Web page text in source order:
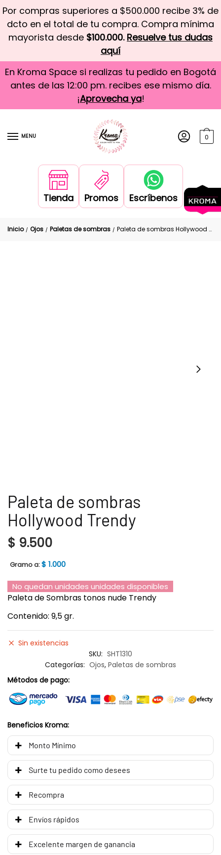
Por compras superiores a $500.000 recibe 3% de
dcto en el total de tu compra. Compra mínima
mayorista desde $100.000. Resuelve tus dudas
aquí
En Kroma Space si realizas tu pedido en Bogotá
antes de las 12:00 pm. recibes ese mismo día.
¡Aprovecha ya!
MENU 0
Tienda Promos Escríbenos
Inicio / Ojos / Paletas de sombras / Paleta de sombras Hollywood Trendy
Paleta de sombras
Hollywood Trendy
$ 9.500
Gramo a:$ 1.000
No quedan unidades unidades disponibles
Paleta de Sombras tonos nude Trendy
Contenido: 9,5 gr.
Sin existencias
SKU: SHT1310
Categorías: Ojos, Paletas de sombras
Métodos de pago:
Beneficios Kroma:
Monto Mínimo
Surte tu pedido como desees
Recompra
Envíos rápidos
Excelente margen de ganancia